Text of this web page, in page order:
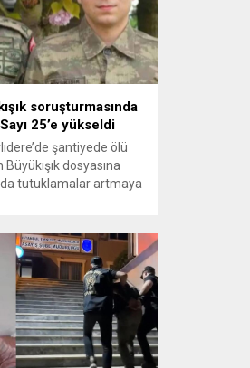
soruşturmasında
25’e yükseldi
şantiyede ölü
dosyasına
tutuklamalar artmaya
tutuklu sayısı
Narlıdere ilçesinde
ölü bulunan
ilişkin yeniden açılan
genişliyor. Son